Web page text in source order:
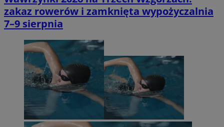
zakaz rowerów i zamknięta wypożyczalnia
7–9 sierpnia